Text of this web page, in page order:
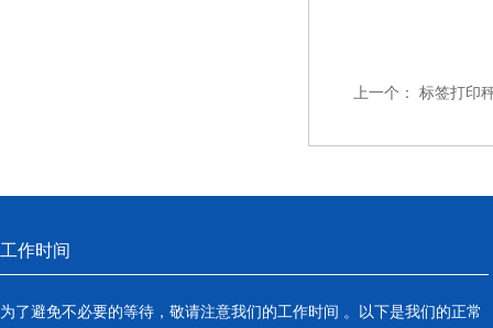
上一个： 标签打印
工作时间
为了避免不必要的等待，敬请注意我们的工作时间 。以下是我们的正常